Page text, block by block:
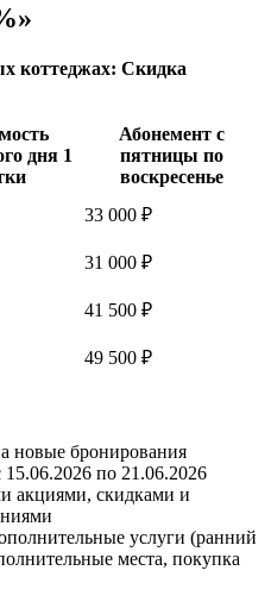
коттеджах: Скидка
дня 1
Абонемент с
пятницы по
воскресенье
33 000 ₽
31 000 ₽
41 500 ₽
49 500 ₽
новые бронирования
15.06.2026 по 21.06.2026
акциями, скидками и
услуги (ранний
места, покупка